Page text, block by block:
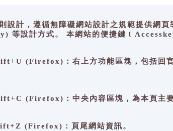
設計，遵循無障礙網站設計之規範提供網
設計方式。 本網站的便捷鍵
(Firefox)：右上方功能區塊，包括回官
(Firefox)：中央內容區塊，為本頁主要
(Firefox)：頁尾網站資訊。